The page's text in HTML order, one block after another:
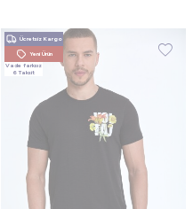
Ücretsiz Kargo
Yeni Ürün
Vade farksız
6 Taksit